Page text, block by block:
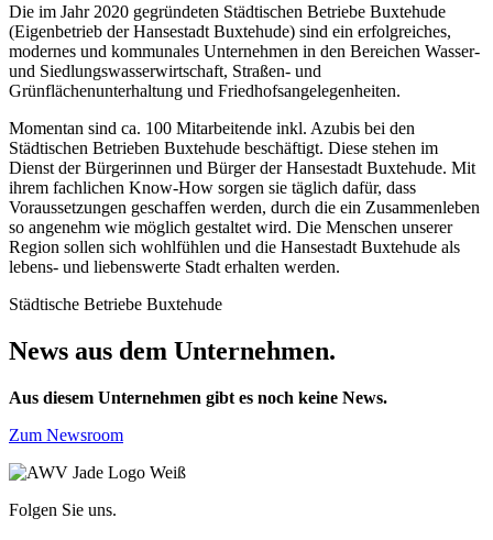
Die im Jahr 2020 gegründeten Städtischen Betriebe Buxtehude
(Eigenbetrieb der Hansestadt Buxtehude) sind ein erfolgreiches,
modernes und kommunales Unternehmen in den Bereichen Wasser-
und Siedlungswasserwirtschaft, Straßen- und
Grünflächenunterhaltung und Friedhofsangelegenheiten.
Momentan sind ca. 100 Mitarbeitende inkl. Azubis bei den
Städtischen Betrieben Buxtehude beschäftigt. Diese stehen im
Dienst der Bürgerinnen und Bürger der Hansestadt Buxtehude. Mit
ihrem fachlichen Know-How sorgen sie täglich dafür, dass
Voraussetzungen geschaffen werden, durch die ein Zusammenleben
so angenehm wie möglich gestaltet wird. Die Menschen unserer
Region sollen sich wohlfühlen und die Hansestadt Buxtehude als
lebens- und liebenswerte Stadt erhalten werden.
Städtische Betriebe Buxtehude
News aus dem Unternehmen.
Aus diesem Unternehmen gibt es noch keine News.
Zum Newsroom
Folgen Sie uns.